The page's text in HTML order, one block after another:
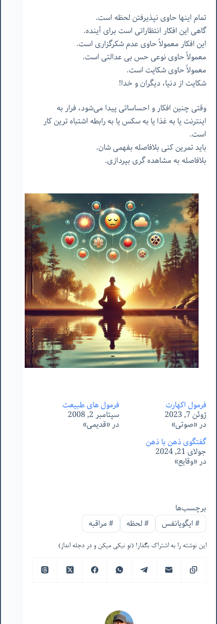
تمام اینها حاوی نپذیرفتن لحظه است.
گاهی این افکار انتظاراتی است برای آینده.
این افکار معمولاً حاوی عدم شکرگزاری است.
معمولاً حاوی نوعی حس بی عدالتی است.
معمولاً حاوی شکایت است.
شکایت از دنیا، دیگران و خدا!
وقتی چنین افکار و احساساتی پیدا می‌شود، فرار به
اینترنت یا به غذا یا به سکس یا به رابطه اشتباه ترین کار
است.
باید تمرین کنی بلافاصله بفهمی شان.
بلافاصله به مشاهده گری بپردازی.
فرمول اکهارت
ژوئن 7, 2023
در «صوتی»
فرمول های طبیعت
سپتامبر 2, 2008
در «قدیمی»
گفتگوی ذهن با ذهن
جولای 21, 2024
در «وقایع»
برچسب‌ها
#ایگویانفس #لحظه #مراقبه
این نوشته را به اشتراک بگذار! (تو نیکی میکن و در دجله انداز)